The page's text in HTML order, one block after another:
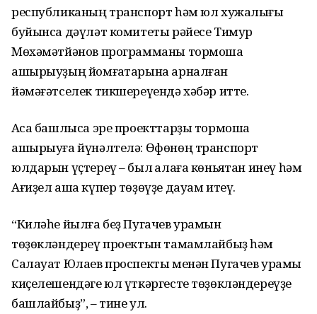
республиканың транспорт һәм юл хужалығы
буйынса дәүләт комитеты рәйесе Тимур
Мөхәмәтйәнов программаны тормошҡа
ашырыуҙың йомғаҡтарына арналған
йәмәғәтселек тикшереүендә хәбәр итте.
Аҡса башлыса эре проекттарҙы тормошҡа
ашырыуға йүнәлтелә: Өфөнөң транспорт
юлдарын үҫтереү – был ҡалаға көньяҡтан инеү һәм
Ағиҙел аша күпер төҙөүҙе дауам итеү.
“Киләһе йылға беҙ Пугачев урамын
төҙөкләндереү проектын тамамлайбыҙ һәм
Салауат Юлаев проспекты менән Пугачев урамы
киҫелешендәге юл үткәргесте төҙөкләндереүҙе
башлайбыҙ”, – тине ул.